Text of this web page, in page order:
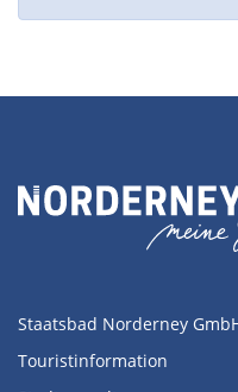
Staatsbad Norderney
Touristinformation